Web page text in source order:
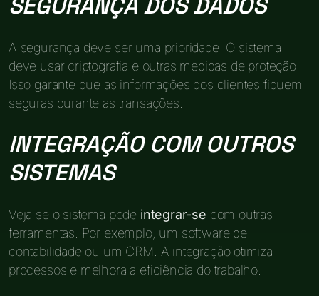
SEGURANÇA DOS DADOS
A segurança deve ser uma prioridade. O sistema
deve usar criptografia e outras medidas de proteção.
Isso garante que as informações dos clientes fiquem
seguras durante as transações.
INTEGRAÇÃO COM OUTROS
SISTEMAS
Veja se o sistema pode integrar-se com outras
ferramentas. Por exemplo, um software de
contabilidade ou um CRM. A integração otimiza
processos e melhora a eficiência do trabalho.